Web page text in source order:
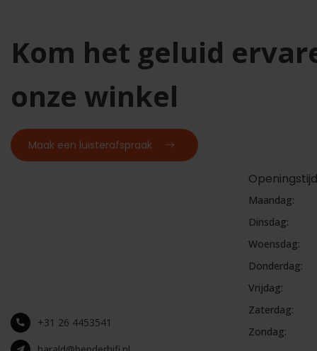
Kom het geluid
onze winkel
Maak een luisterafspraak
+31 26 4453541
Maandag:
Dinsdag:
Woensdag:
Donderdag:
Vrijdag:
Zaterdag:
Zondag: